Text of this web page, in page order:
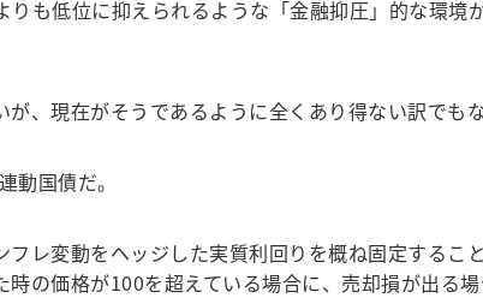
も低位に抑えられるような「金融抑圧」的な環境
、現在がそうであるように全くあり得ない訳でもな
国債だ。
レ変動をヘッジした実質利回りを概ね固定するこ
の価格が100を超えている場合に、売却損が出る場